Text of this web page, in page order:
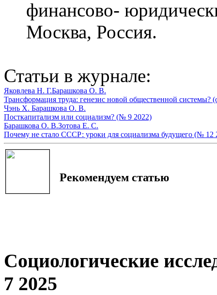
финансово-
Москва, Россия.
Статьи в журнале:
Яковлева Н. Г.Барашкова О. В.
Трансформация труда: генезис новой общественной системы?
Чэнь Х. Барашкова О. В.
Посткапитализм или социализм? (№ 9 2022)
Барашкова О. В.Зотова Е. С.
Почему не стало СССР: уроки для социализма будущего (№ 12
Рекомендуем статью
Социологические
7 2025